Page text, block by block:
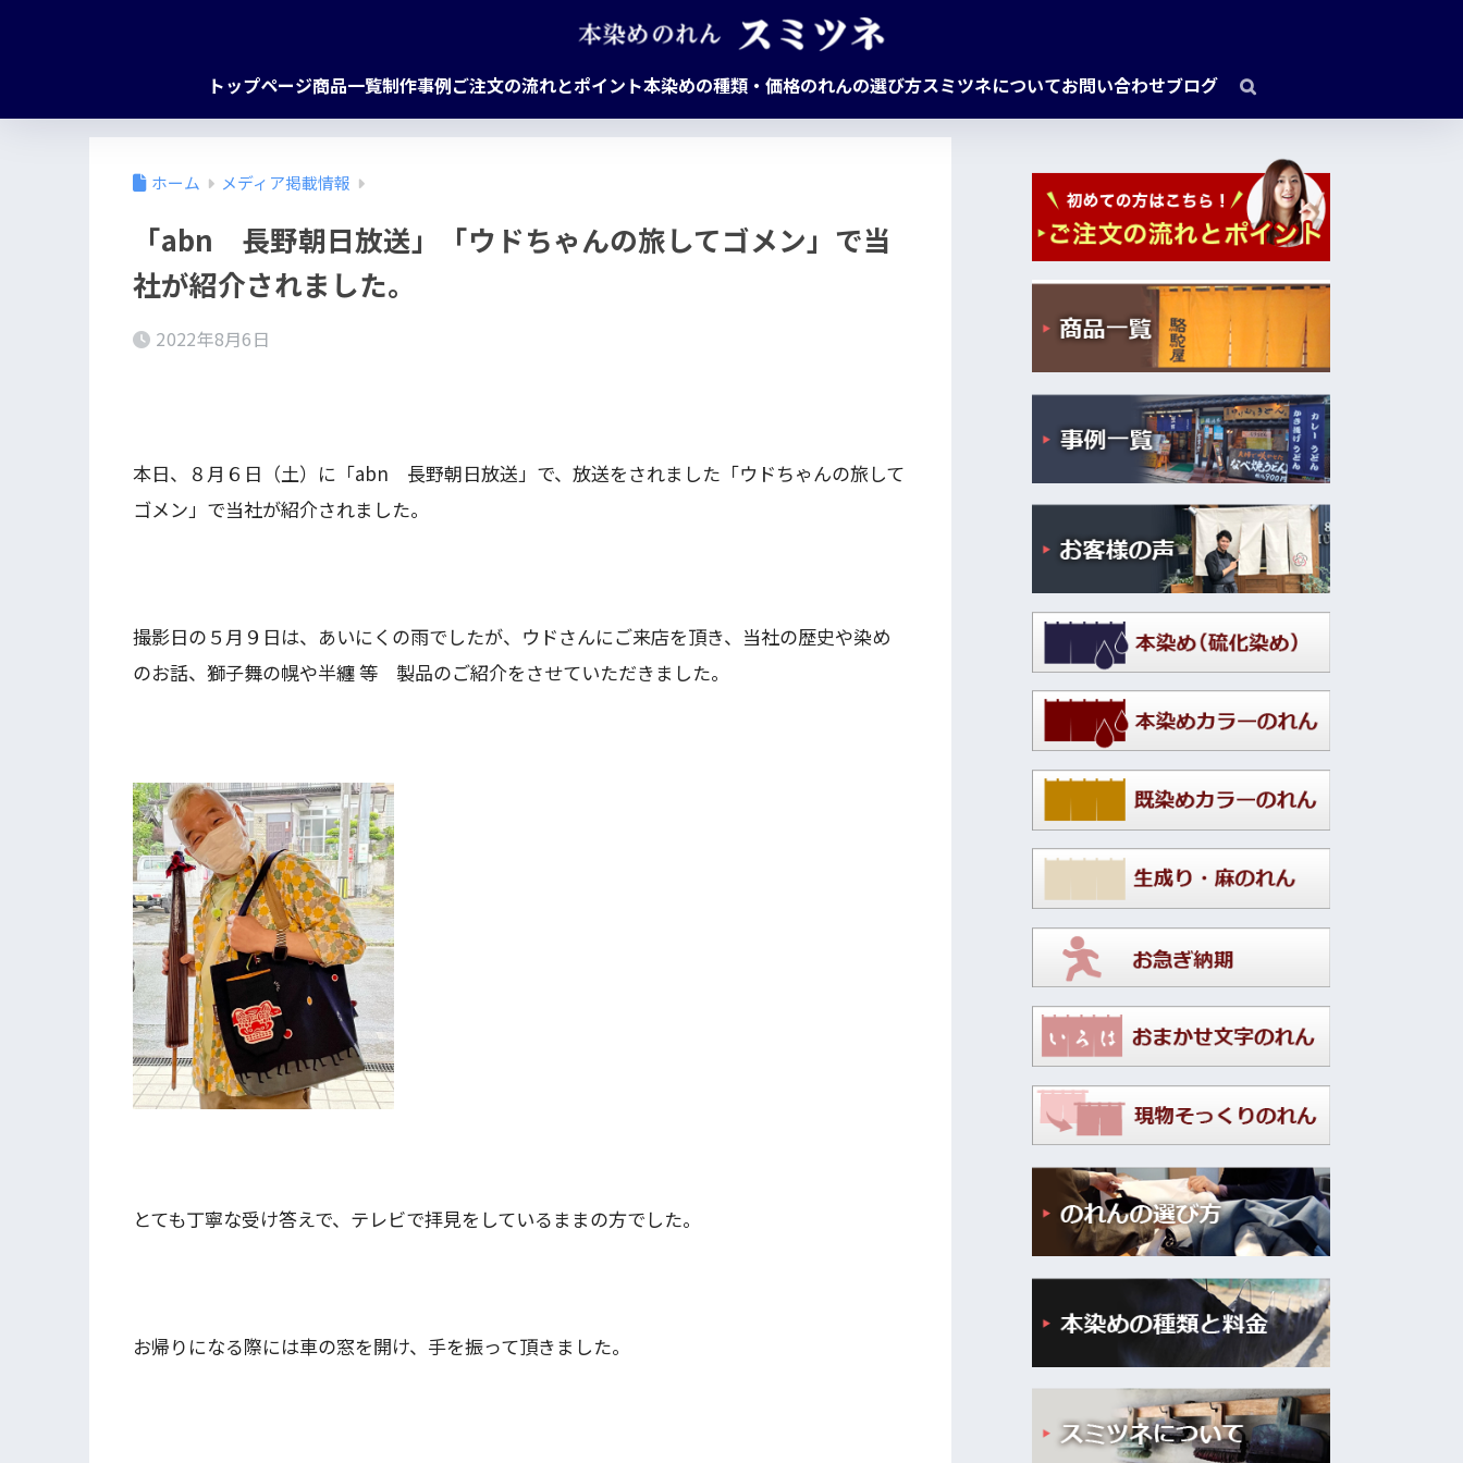
トップページ商品一覧制作事例ご注文の流れとポイント本染めの種類・価格のれんの選び方スミツネについてお問い合わせブログ
ホーム メディア掲載情報
「abn 長野朝日放送」「ウドちゃんの旅してゴメン」で当
社が紹介されました。
2022年8月6日
本日、８月６日（土）に「abn 長野朝日放送」で、放送をされました「ウドちゃんの旅して
ゴメン」で当社が紹介されました。
撮影日の５月９日は、あいにくの雨でしたが、ウドさんにご来店を頂き、当社の歴史や染め
のお話、獅子舞の幌や半纏 等 製品のご紹介をさせていただきました。
とても丁寧な受け答えで、テレビで拝見をしているままの方でした。
お帰りになる際には車の窓を開け、手を振って頂きました。